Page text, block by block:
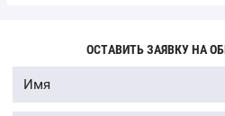
ОСТАВИТЬ ЗАЯВКУ НА